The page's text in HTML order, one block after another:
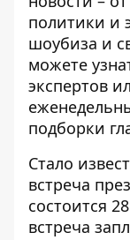
политики и
шоубиза и
можете
экспертов
подборки
Стало
встреча
состоится
встреча